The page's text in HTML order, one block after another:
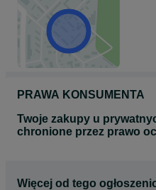
PRAWA KONSUMENTA
Twoje zakupy u
chronione przez prawo
Więcej od tego